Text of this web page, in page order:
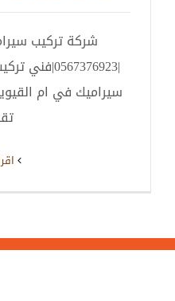
شركة تركيب
سيراميك في ام